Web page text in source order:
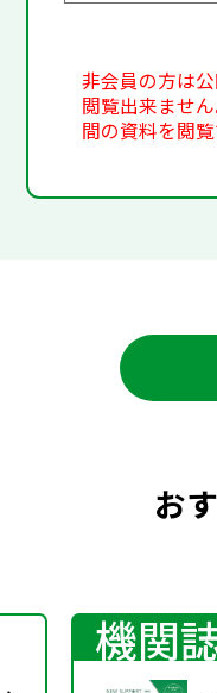
非会員の方は
閲覧出来ませ
間の資料を閲覧
お
機関